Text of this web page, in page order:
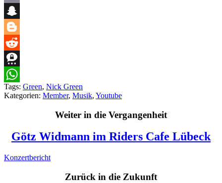
Link
Print
Snapchat
Blogger
Reddit
Threema
WhatsApp
Tags: Green, Nick Green
Kategorien: Member, Musik, Youtube
Weiter in die Vergangenheit
Götz Widmann im Riders Cafe Lübeck
Konzertbericht
Zurück in die Zukunft